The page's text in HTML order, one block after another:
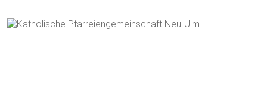
to
content